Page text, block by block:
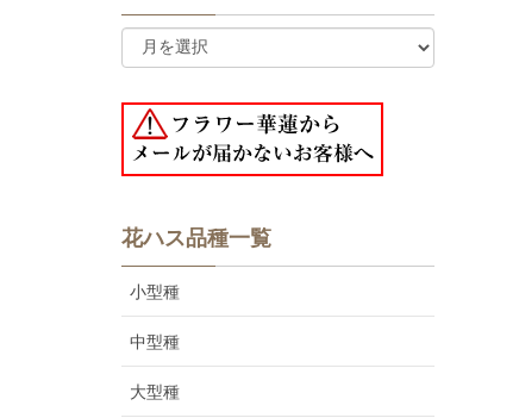
花ハス品種一覧
小型種
中型種
大型種